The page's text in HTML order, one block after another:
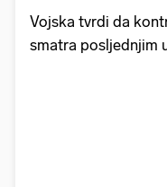
Vojska tvrdi da
smatra posljednjim